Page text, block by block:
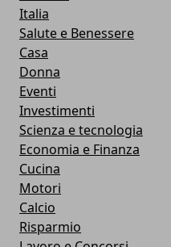
Italia
Salute e Benessere
Casa
Donna
Eventi
Investimenti
Scienza e tecnologia
Economia e Finanza
Cucina
Motori
Calcio
Risparmio